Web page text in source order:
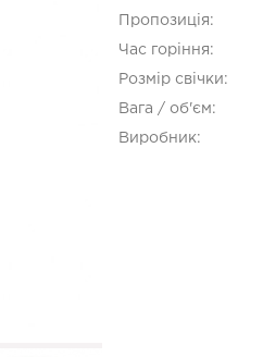
Пропозиція:
Час горіння:
Розмір свічки:
Вага / об'єм:
Виробник: